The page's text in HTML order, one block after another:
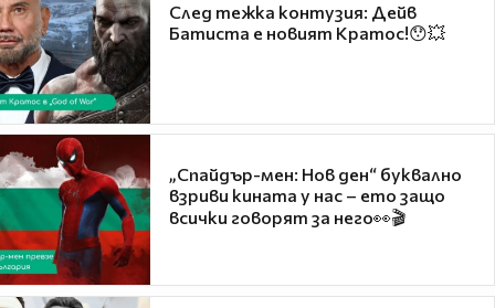
След тежка контузия: Дейв
Батиста е новият Кратос!😯💥
„Спайдър-мен: Нов ден“ буквално
взриви кината у нас – ето защо
всички говорят за него👀🎬